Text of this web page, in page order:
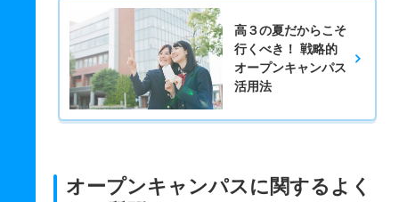
高３の夏だからこそ
行くべき！ 戦略的
オープンキャンパス
活用法
オープンキャンパスに関するよく